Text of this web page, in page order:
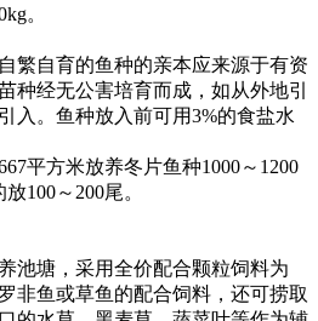
。
繁自育的鱼种的亲本应来源于有资
种经无公害培育而成，如从外地引
入。鱼种放入前可用3%的食盐水
平方米放养冬片鱼种1000～ 1200
放100～ 200尾。
池塘，采用全价配合颗粒饲料为
非鱼或草鱼的配合饲料，还可捞取